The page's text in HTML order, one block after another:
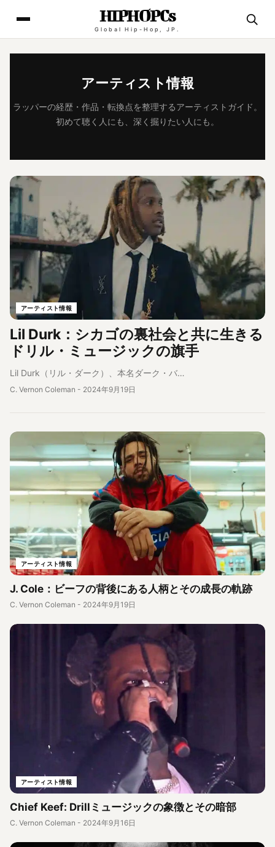
HIPHOPCs
Global Hip-Hop, JP.
アーティスト情報
ラッパーの経歴・作品・転換点を整理するアーティストガイド。
初めて聴く人にも、深く掘りたい人にも。
アーティスト情報
Lil Durk：シカゴの裏社会と共に生きる
ドリル・ミュージックの旗手
Lil Durk（リル・ダーク）、本名ダーク・バ…
C. Vernon Coleman - 2024年9月19日
アーティスト情報
J. Cole：ビーフの背後にある人柄とその成長の軌跡
C. Vernon Coleman - 2024年9月19日
アーティスト情報
Chief Keef: Drillミュージックの象徴とその暗部
C. Vernon Coleman - 2024年9月16日